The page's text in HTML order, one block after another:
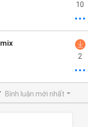
10
2
Bình luận mới nhất